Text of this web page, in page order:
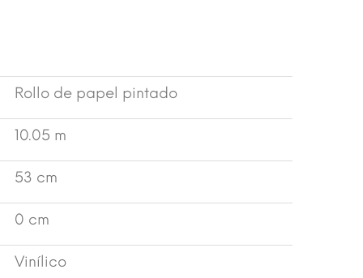
Rollo de papel pintado
10.05 m
53 cm
0 cm
Vinílico